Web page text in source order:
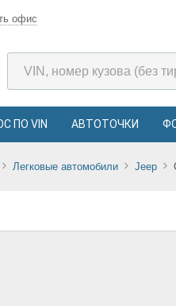
офис
ПО VIN АВТОТОЧКИ
Легковые автомобили Jeep